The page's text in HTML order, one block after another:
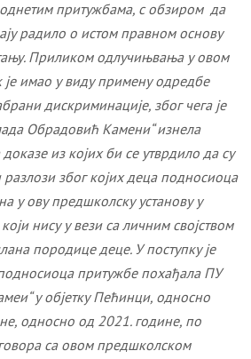
притужбама, с обзиром да
радило о истом правном основу
. Приликом одлучињвања у овом
имао у виду примену одредбе
дискриминације, због чега је
Обрадовић Камени“ изнела
из којих би се утврдило да су
због којих деца подносиоца
у ову предшколску установу у
нису у вези са личним својством
породице деце. У поступку је
притужбе похађала ПУ
у објетку Пећинци, односно
односно од 2021. године, по
са овом предшколском